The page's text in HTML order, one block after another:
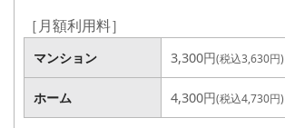
［月額利用料］
マンション 3,300円(税込3,630円)
ホーム 4,300円(税込4,730円)
マンション 3,000円(税込3,300円)
ホーム 4,000円(税込4,400円)